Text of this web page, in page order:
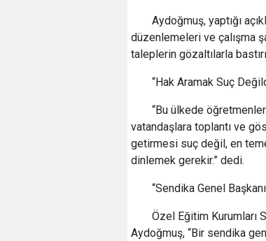
Aydoğmuş, yaptığı
düzenlemeleri ve çalışma
taleplerin gözaltılarla
“Hak Aramak Suç
“Bu ülkede
vatandaşlara toplantı ve
getirmesi suç değil, en
dinlemek gerekir.” dedi.
“Sendika Genel
Özel Eğitim Kurumları
Aydoğmuş, “Bir sendika